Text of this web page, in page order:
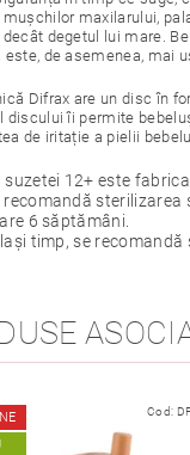
maxilarului,
degetul lui mare.
este, de asemenea, mai
Difrax are un disc în
discului îi permite
de iritație a pielii
suzetei 12+ este
recomandă
6 săptămâni.
timp, se
Cod: